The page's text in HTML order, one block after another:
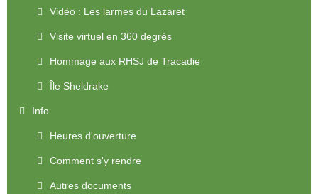
Vidéo : Les larmes du Lazaret
Visite virtuel en 360 degrés
Hommage aux RHSJ de Tracadie
Île Sheldrake
Info
Heures d'ouverture
Comment s'y rendre
Autres documents